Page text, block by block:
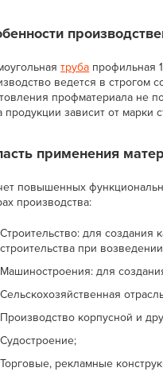
труба профильная
ведется в строгом
профматериала не
продукции зависит от марки
применения
повышенных
производства:
Строительство: для создания
строительства при
Машиностроения: для
Сельскохозяйственная
Производство корпусной и
Судостроение;
Торговые, рекламные